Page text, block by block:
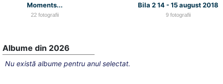
Moments...
22 fotografii
Bila 2 14 - 15 august 2018
9 fotografii
Albume din 2026
Nu există albume pentru anul selectat.